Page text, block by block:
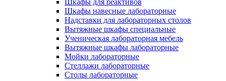
Шкафы для реактивов
Шкафы навесные лабораторные
Надставки для лабораторных столов
Вытяжные шкафы специальные
Ученическая лабораторная мебель
Вытяжные шкафы лабораторные
Мойки лабораторные
Стеллажи лабораторные
Столы лабораторные